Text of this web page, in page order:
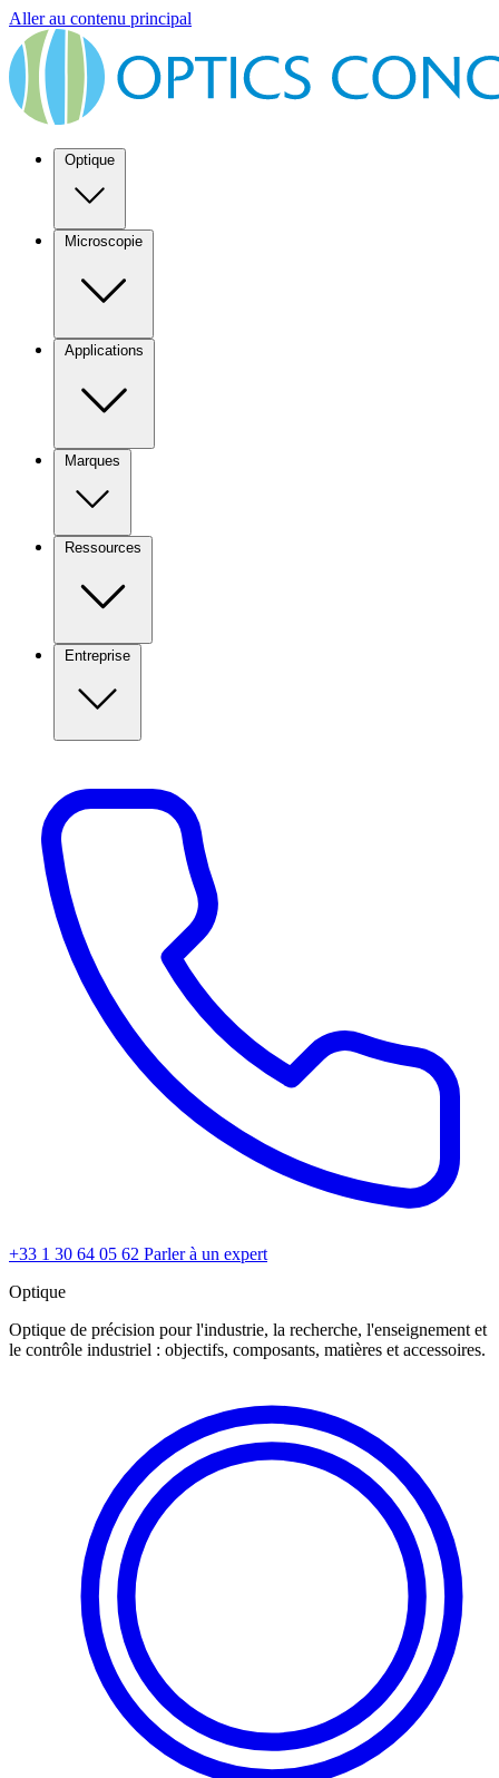
Aller au contenu principal
Optique
Microscopie
Applications
Marques
Ressources
Entreprise
+33 1 30 64 05 62 Parler à un expert
Optique
Optique de précision pour l'industrie, la recherche, l'enseignement et
le contrôle industriel : objectifs, composants, matières et accessoires.